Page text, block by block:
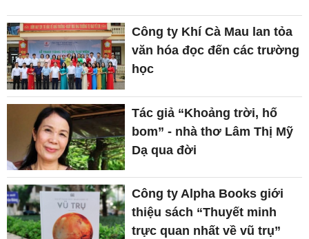
Công ty Khí Cà Mau lan tỏa
văn hóa đọc đến các trường
học
Tác giả “Khoảng trời, hố
bom” - nhà thơ Lâm Thị Mỹ
Dạ qua đời
Công ty Alpha Books giới
thiệu sách “Thuyết minh
trực quan nhất về vũ trụ”